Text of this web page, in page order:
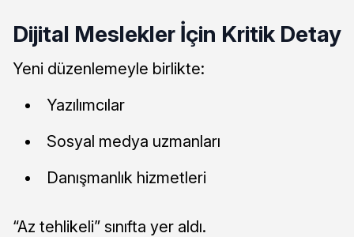
Dijital Meslekler İçin Kritik Detay
Yeni düzenlemeyle birlikte:
Yazılımcılar
Sosyal medya uzmanları
Danışmanlık hizmetleri
“Az tehlikeli” sınıfta yer aldı.